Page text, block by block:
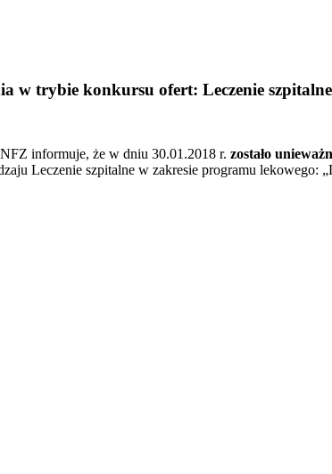
w trybie konkursu ofert: Leczenie
informuje, że w dniu 30.01.2018 r. zostało
Leczenie szpitalne w zakresie programu lekowego: